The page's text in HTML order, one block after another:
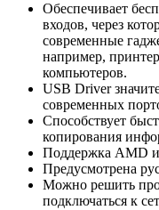
Обеспечивает
входов, через
современные
например,
компьютеров.
USB Driver
современных
Способствует
копирования
Поддержка AMD
Предусмотрена
Можно решить
подключаться к